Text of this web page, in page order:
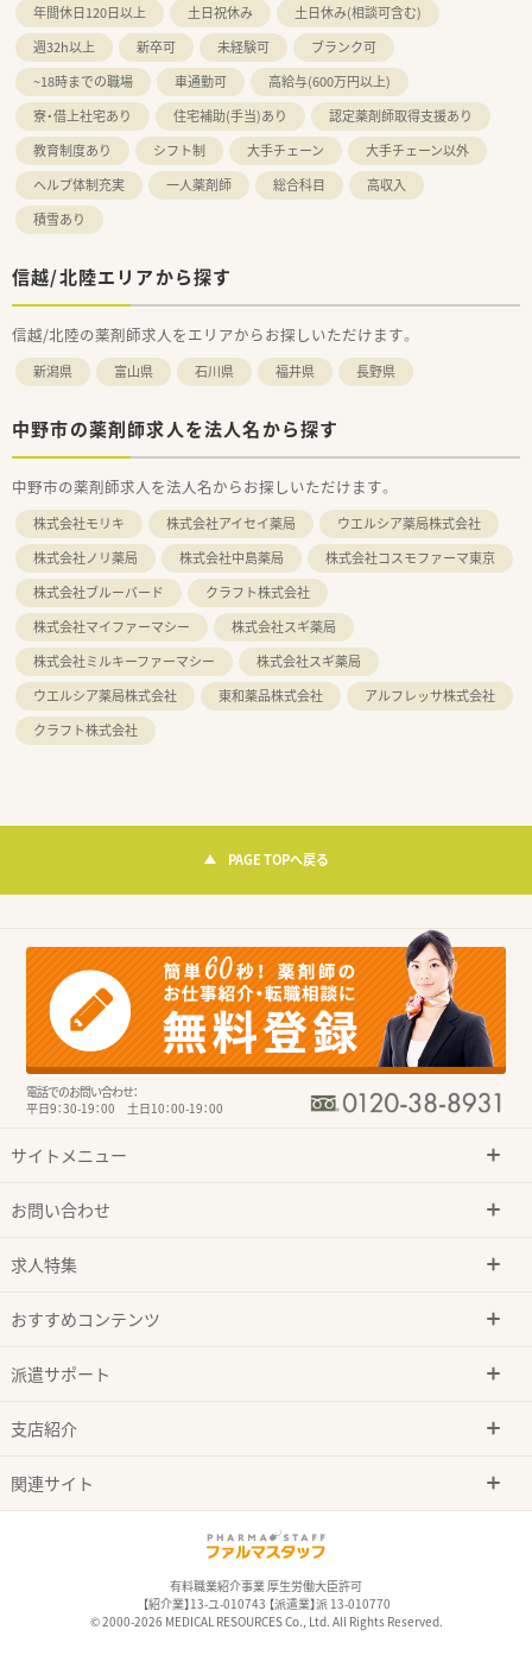
年間休日120日以上 土日祝休み
土日休み(相談可含む)
週32h以上
新卒可 未経験可
ブランク可
~18時までの職場
車通勤可
高給与(600万円以上)
寮・借上社宅あり
住宅補助(手当)あり
認定薬剤師取得支援あり
教育制度あり
シフト制 大手チェーン
大手チェーン以外
ヘルプ体制充実
一人薬剤師 総合科目
高収入
積雪あり
信越/北陸エリアから探す
信越/北陸の薬剤師求人をエリアからお探しいただけます。
新潟県 富山県 石川県 福井県 長野県
中野市の薬剤師求人を法人名から探す
中野市の薬剤師求人を法人名からお探しいただけます。
株式会社モリキ 株式会社アイセイ薬局
ウエルシア薬局株式会社
株式会社ノリ薬局
株式会社中島薬局
株式会社コスモファーマ東京
株式会社ブルーバード
クラフト株式会社
株式会社マイファーマシー
株式会社スギ薬局
株式会社ミルキーファーマシー
株式会社スギ薬局
ウエルシア薬局株式会社
東和薬品株式会社
アルフレッサ株式会社
クラフト株式会社
PAGE TOPへ戻る
電話でのお問い合わせ：
平日9：30-19：00 土日10：00-19：00
サイトメニュー
お問い合わせ
求人特集
おすすめコンテンツ
派遣サポート
支店紹介
関連サイト
有料職業紹介事業 厚生労働大臣許可
【紹介業】13-ユ-010743 【派遣業】派 13-010770
© 2000-2026 MEDICAL RESOURCES Co., Ltd. All Rights Reserved.